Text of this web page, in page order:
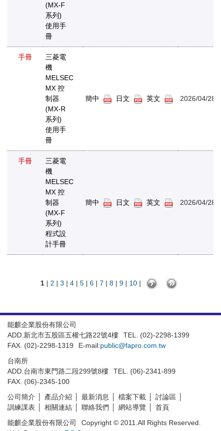
(MX-F
系列)
使用手
冊
手冊
三菱電
機
MELSEC
MX 控
制器
(MX-R
系列)
使用手
冊
簡中 日文 英文 2026/04/28
手冊
三菱電
機
MELSEC
MX 控
制器
(MX-F
系列)
程式設
計手冊
簡中 日文 英文 2026/04/28
1 | 2 | 3 | 4 | 5 | 6 | 7 | 8 | 9 | 10 |
能麒企業股份有限公司
ADD.新北市五股區五權七路22號4樓
TEL. (02)-2298-1399
FAX. (02)-2298-1319
E-mail:public@fapro.com.tw
台南所
ADD.台南市東門路二段299號8樓
TEL. (06)-2341-899
FAX. (06)-2345-100
公司簡介
產品介紹 最新消息 檔案下載
討論區
訓練課表
相關連結 聯絡我們 網站導覽
首頁
能麒企業股份有限公司
Copyright © 2011.All Rights Reserved.